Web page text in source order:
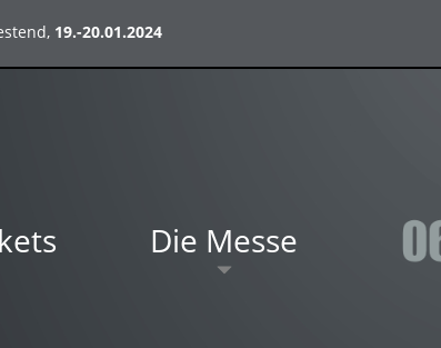
19.-20.01.2024
Die Messe